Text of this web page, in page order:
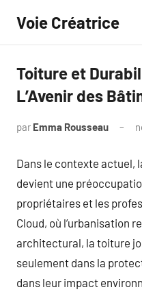
contenu
Voie Créatrice
Toiture et
L’Avenir des
par Emma Rousseau
Dans le contexte actuel,
devient une
propriétaires et les
Cloud, où l’urbanisation
architectural, la toiture
seulement dans la
dans leur impact